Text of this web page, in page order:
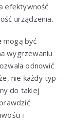
efektywność
urządzenia.
mogą być
wygrzewaniu
odnowić
nie każdy typ
do takiej
i